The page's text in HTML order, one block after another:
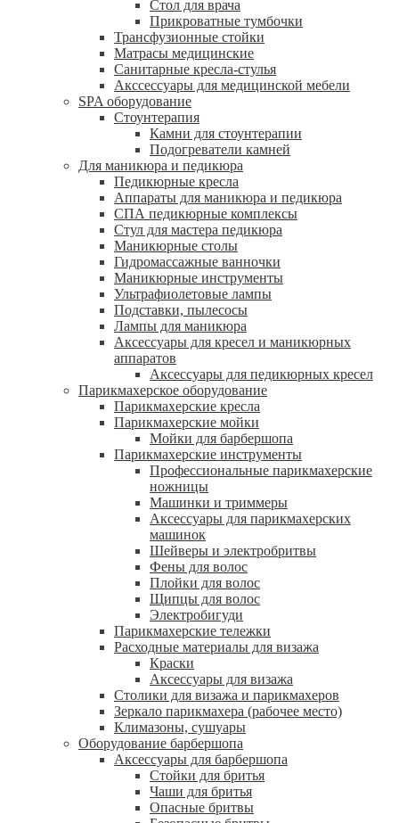
Стол для врача
Прикроватные тумбочки
Трансфузионные стойки
Матрасы медицинские
Санитарные кресла-стулья
Акссессуары для медицинской мебели
SPA оборудование
Стоунтерапия
Камни для стоунтерапии
Подогреватели камней
Для маникюра и педикюра
Педикюрные кресла
Аппараты для маникюра и педикюра
СПА педикюрные комплексы
Стул для мастера педикюра
Маникюрные столы
Гидромассажные ванночки
Маникюрные инструменты
Ультрафиолетовые лампы
Подставки, пылесосы
Лампы для маникюра
Аксессуары для кресел и маникюрных
аппаратов
Аксессуары для педикюрных кресел
Парикмахерское оборудование
Парикмахерские кресла
Парикмахерские мойки
Мойки для барбершопа
Парикмахерские инструменты
Профессиональные парикмахерские
ножницы
Машинки и триммеры
Аксессуары для парикмахерских
машинок
Шейверы и электробритвы
Фены для волос
Плойки для волос
Щипцы для волос
Электробигуди
Парикмахерские тележки
Расходные материалы для визажа
Краски
Аксессуары для визажа
Столики для визажа и парикмахеров
Зеркало парикмахера (рабочее место)
Климазоны, сушуары
Оборудование барбершопа
Аксессуары для барбершопа
Стойки для бритья
Чаши для бритья
Опасные бритвы